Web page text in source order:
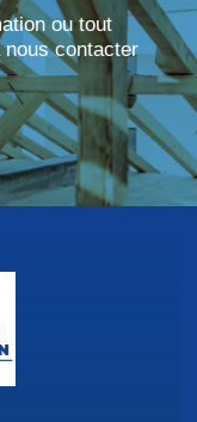
ou tout
nous contacter